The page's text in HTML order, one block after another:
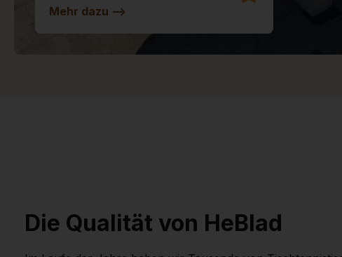
Mehr dazu -->
Die Qualität von HeBlad